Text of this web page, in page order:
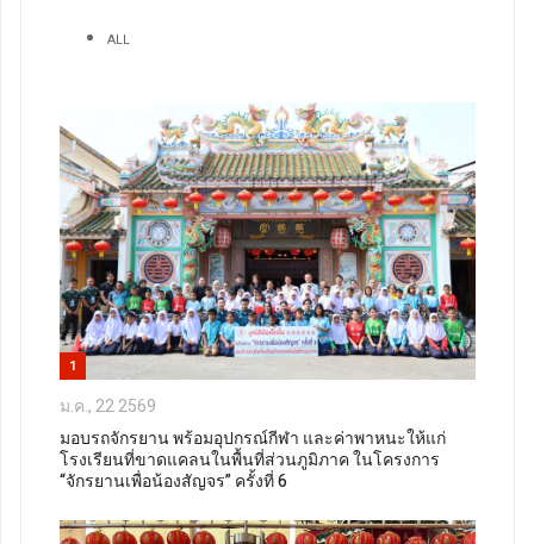
ALL
1
ม.ค., 22 2569
มอบรถจักรยาน พร้อมอุปกรณ์กีฬา และค่าพาหนะให้แก่
โรงเรียนที่ขาดแคลนในพื้นที่ส่วนภูมิภาค ในโครงการ
“จักรยานเพื่อน้องสัญจร” ครั้งที่ 6